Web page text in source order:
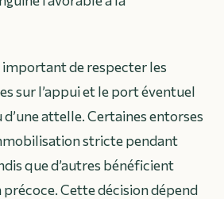
important de respecter les
sur l’appui et le port éventuel
d’une attelle. Certaines entorses
stricte pendant
que d’autres bénéficient
Cette décision dépend